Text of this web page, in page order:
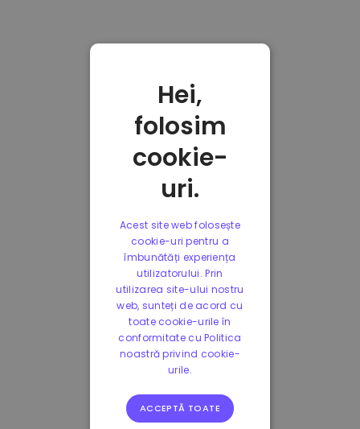
Hei,
folosim
cookie-
uri.
Acest site web folosește
cookie-uri pentru a
îmbunătăți experiența
utilizatorului. Prin
utilizarea site-ului nostru
web, sunteți de acord cu
toate cookie-urile în
conformitate cu Politica
noastră privind cookie-
urile.
ACCEPTĂ TOATE